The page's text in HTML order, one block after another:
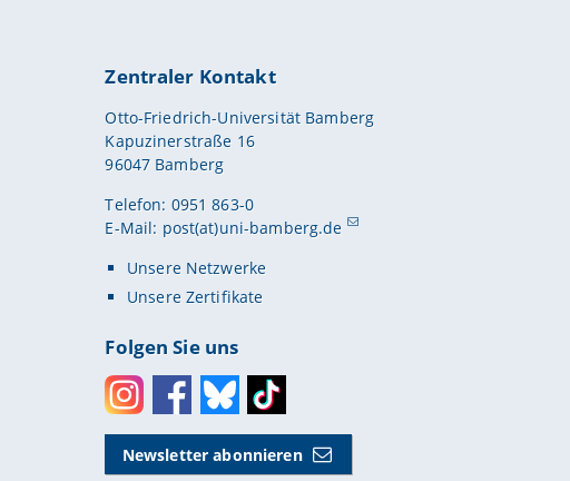
Zentraler Kontakt
Otto-Friedrich-Universität Bamberg
Kapuzinerstraße 16
96047 Bamberg
Telefon: 0951 863-0
E-Mail: post(at)uni-bamberg.de
Unsere Netzwerke
Unsere Zertifikate
Folgen Sie uns
InstagramFacebookBlueskyToktok
Newsletter abonnieren